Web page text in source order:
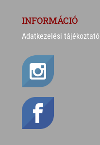
INFORMÁCIÓ
Adatkezelési tájékoztató